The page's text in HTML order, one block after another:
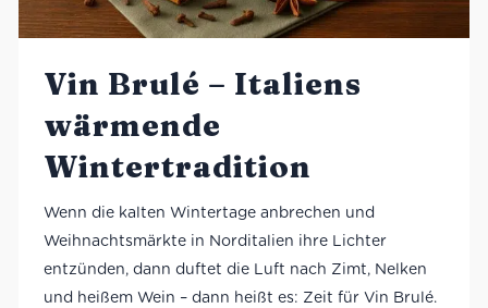
Vin Brulé – Italiens
wärmende
Wintertradition
Wenn die kalten Wintertage anbrechen und
Weihnachtsmärkte in Norditalien ihre Lichter
entzünden, dann duftet die Luft nach Zimt, Nelken
und heißem Wein – dann heißt es: Zeit für Vin Brulé.